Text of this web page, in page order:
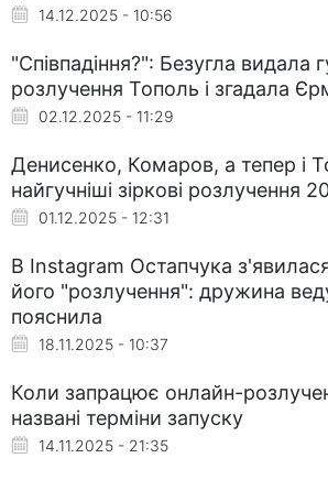
14.12.2025 - 10:56
"Співпадіння?": Безугла видала
розлучення Тополь і згадала
02.12.2025 - 11:29
Денисенко, Комаров, а тепер і
найгучніші зіркові розлучення
01.12.2025 - 12:31
В Instagram Остапчука
його "розлучення": дружина
пояснила
18.11.2025 - 10:37
Коли запрацює онлайн-
названі терміни запуску
14.11.2025 - 21:35